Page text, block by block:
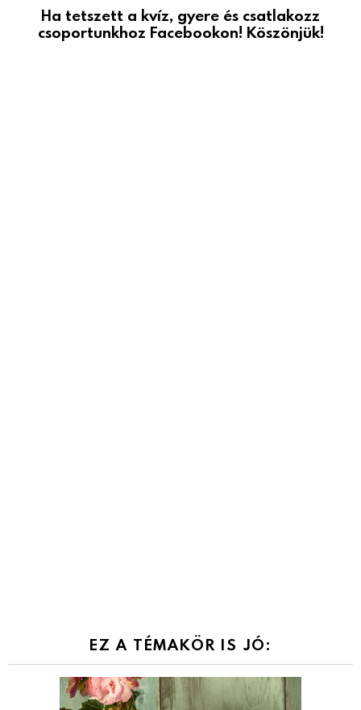
Ha tetszett a kvíz, gyere és csatlakozz
csoportunkhoz Facebookon! Köszönjük!
EZ A TÉMAKÖR IS JÓ: